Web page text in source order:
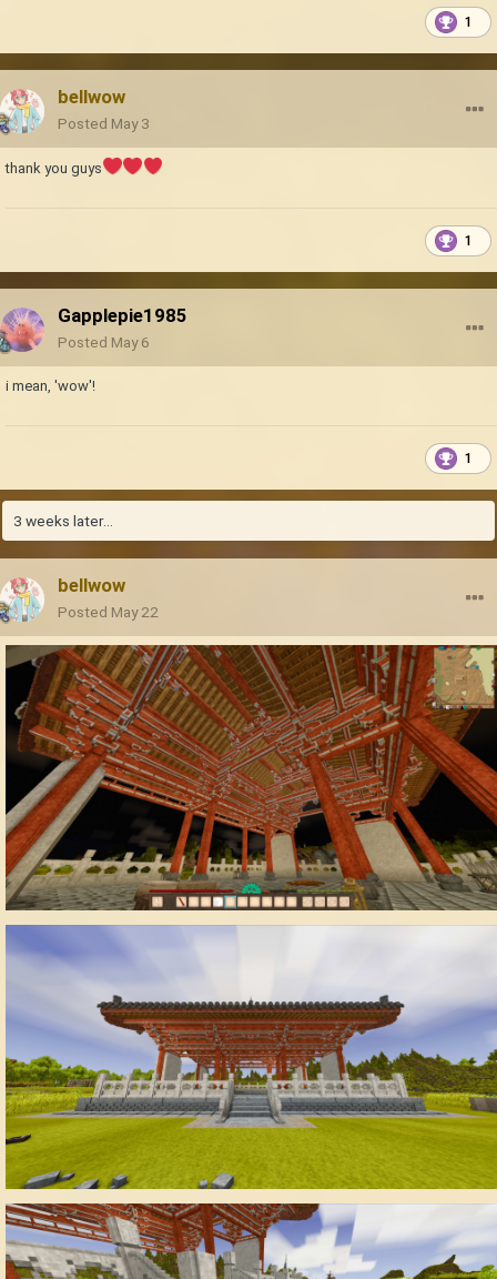
1
bellwow
Posted May 3
thank you guys
1
Gapplepie1985
Posted May 6
i mean, 'wow'!
1
3 weeks later...
bellwow
Posted May 22